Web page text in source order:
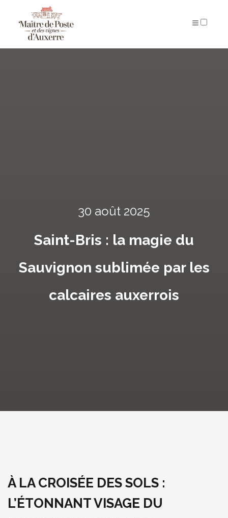
ARCHIVES
30 août 2025
Saint-Bris : la magie du
Sauvignon sublimée par les
calcaires auxerrois
À LA CROISÉE DES SOLS :
L’ÉTONNANT VISAGE DU